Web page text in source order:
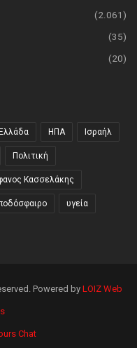
(2.061)
(35)
(20)
ΗΠΑ Ισραήλ
Πολιτική
Κασσελάκης
υγεία
Powered by LOIZ Web
Chat